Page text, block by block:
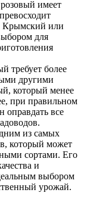
имеет
Крымский или
для
требует более
другими
который менее
при правильном
оправдать все
из самых
который может
сортами. Его
и
выбором
урожай.